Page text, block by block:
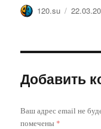
Автор
120.su
Добавить
Ваш адрес email не
помечены *